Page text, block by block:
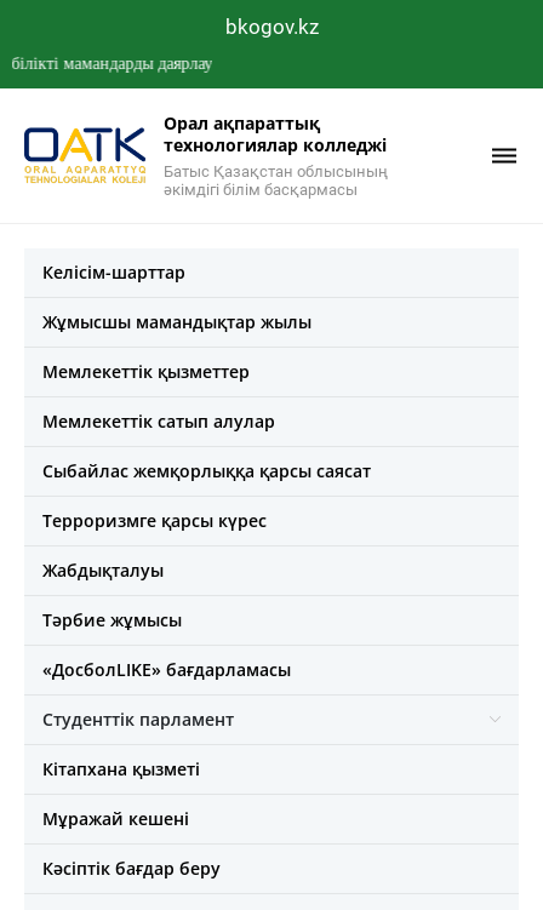
bkogov.kz
мамандарды даярлау
Орал ақпараттық
технологиялар колледжі
Батыс Қазақстан облысының
әкімдігі білім басқармасы
Келісім-шарттар
Жұмысшы мамандықтар жылы
Мемлекеттік қызметтер
Мемлекеттік сатып алулар
Сыбайлас жемқорлыққа қарсы саясат
Терроризмге қарсы күрес
Жабдықталуы
Тәрбие жұмысы
«ДосболLIKE» бағдарламасы
Студенттік парламент
Кітапхана қызметі
Мұражай кешені
Кәсіптік бағдар беру